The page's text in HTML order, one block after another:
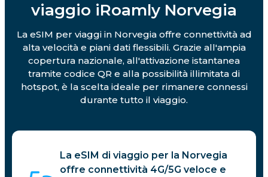
viaggio iRoamly Norvegia
La eSIM per viaggi in Norvegia offre connettività ad
alta velocità e piani dati flessibili. Grazie all'ampia
copertura nazionale, all'attivazione istantanea
tramite codice QR e alla possibilità illimitata di
hotspot, è la scelta ideale per rimanere connessi
durante tutto il viaggio.
La eSIM di viaggio per la Norvegia
offre connettività 4G/5G veloce e